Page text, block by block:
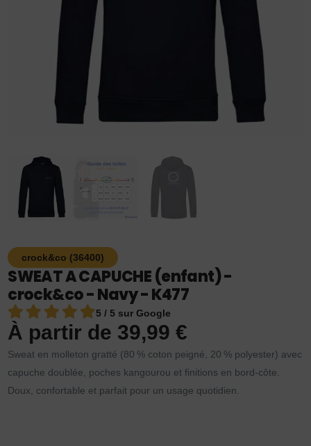
crock&co (36400)
SWEAT A CAPUCHE (enfant) -
crock&co - Navy - K477
5 / 5 sur Google
À partir de 39,99€
Sweat en molleton gratté (80 % coton peigné, 20 % polyester) avec
capuche doublée, poches kangourou et finitions en bord-côte.
Doux, confortable et parfait pour un usage quotidien.